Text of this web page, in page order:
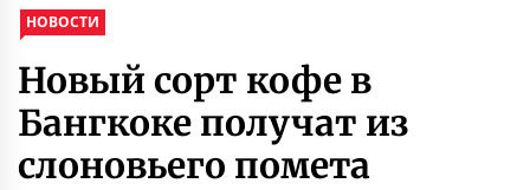
НОВОСТИ
Новый сорт кофе в
Бангкоке получат из
слоновьего помета